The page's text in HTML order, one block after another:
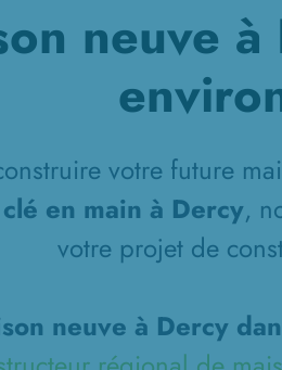
neuve
votre future
en main à Dercy,
votre projet de
neuve à Dercy